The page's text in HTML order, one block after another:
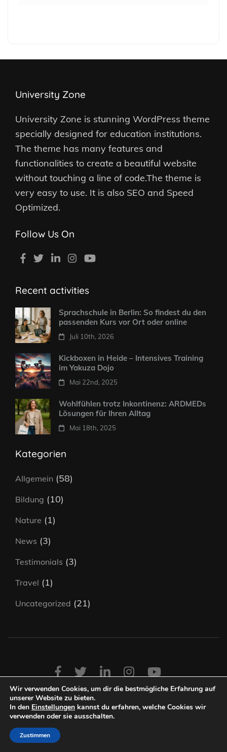
University Zone
University Zone is stunning WordPress theme
specially designed for education institutions.
The theme has many features and
functionalities to create a beautiful website
without touching a line of code.The theme is
very easy to use. It is also SEO and Speed
Optimized.
Follow Us On
Recent activities
Sprachschule in Berlin: So findest du den
passenden Kurs vor Ort oder online
Juli 10th, 2026
Kickboxen in Heide – Intensives Training
im Yakuza Dojo
Mai 22nd, 2025
Wohlfühlen trotz Inkontinenz: ARDMEDs
Lösungen für Ihren Alltag
Mai 18th, 2025
Kategorien
Allgemein (58)
Bildung (10)
Nature (1)
News (3)
Testimonials (3)
Travel (1)
Uncategorized (21)
Copyright ©2026Bildungsinitiative Rheinland Pfalz
Zone | Entwickelt vonRara Theme. Präsentiert vonWordPress
Wir verwenden Cookies, um dir die bestmögliche Erfahrung auf
unserer Website zu bieten.
In den Einstellungen kannst du erfahren, welche Cookies wir
verwenden oder sie ausschalten.
Zustimmen